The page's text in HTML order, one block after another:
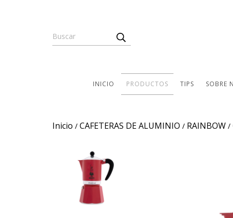
INICIO PRODUCTOS TIPS SOBRE
Inicio / CAFETERAS DE ALUMINIO / RAINBOW /